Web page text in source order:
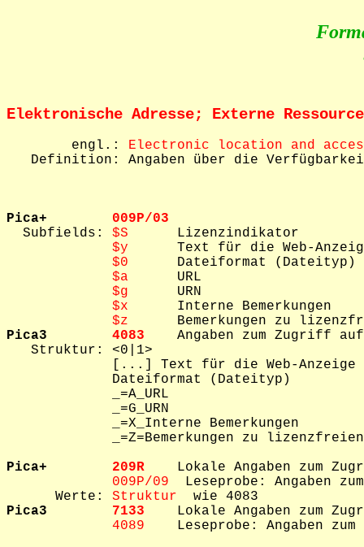
Elektronische Adresse; Externe
        engl.:
Electronic location and
Definition: Angaben über die
Pica+ 009P/03
Subfields: $S Lizenzindikator
$y Text für die Web-
$0 Dateiformat (Dateityp)
$a URL
$g URN
$x Interne Bemerkungen
$z
Pica3 4083 Angaben zum Zugriff
   Struktur: <0|1>
             [...] Text für die Web-Anzeige
             Dateiformat (Dateityp)
             _=A_URL
             _=G_URN
             _=X_Interne Bemerkungen
_=Z=Bemerkungen zu
Pica+ 209R Lokale Angaben zum
009P/09 Leseprobe: Angaben
      Werte:
Struktur
Pica3 7133 Lokale Angaben zum
4089 Leseprobe: Angaben